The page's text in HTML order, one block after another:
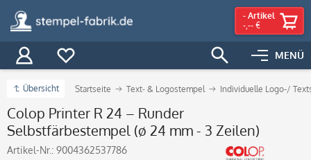
MENÜ
- Artikel
-,-- €
Übersicht Startseite Text- & Logostempel Individuelle Logo-/
Colop Printer R 24 – Runder
Selbstfärbestempel (ø 24 mm - 3 Zeilen)
Artikel-Nr.: 9004362537786